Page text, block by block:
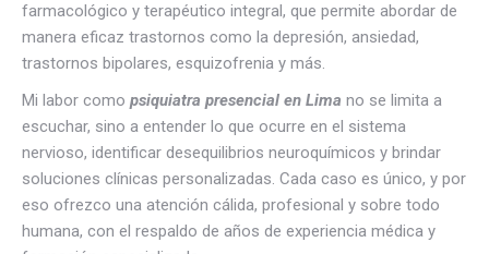
farmacológico y terapéutico integral, que permite abordar de
manera eficaz trastornos como la depresión, ansiedad,
trastornos bipolares, esquizofrenia y más.
Mi labor como psiquiatra presencial en Lima no se limita a
escuchar, sino a entender lo que ocurre en el sistema
nervioso, identificar desequilibrios neuroquímicos y brindar
soluciones clínicas personalizadas. Cada caso es único, y por
eso ofrezco una atención cálida, profesional y sobre todo
humana, con el respaldo de años de experiencia médica y